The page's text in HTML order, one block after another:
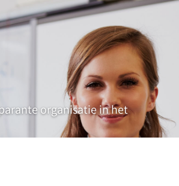
organisatie in het